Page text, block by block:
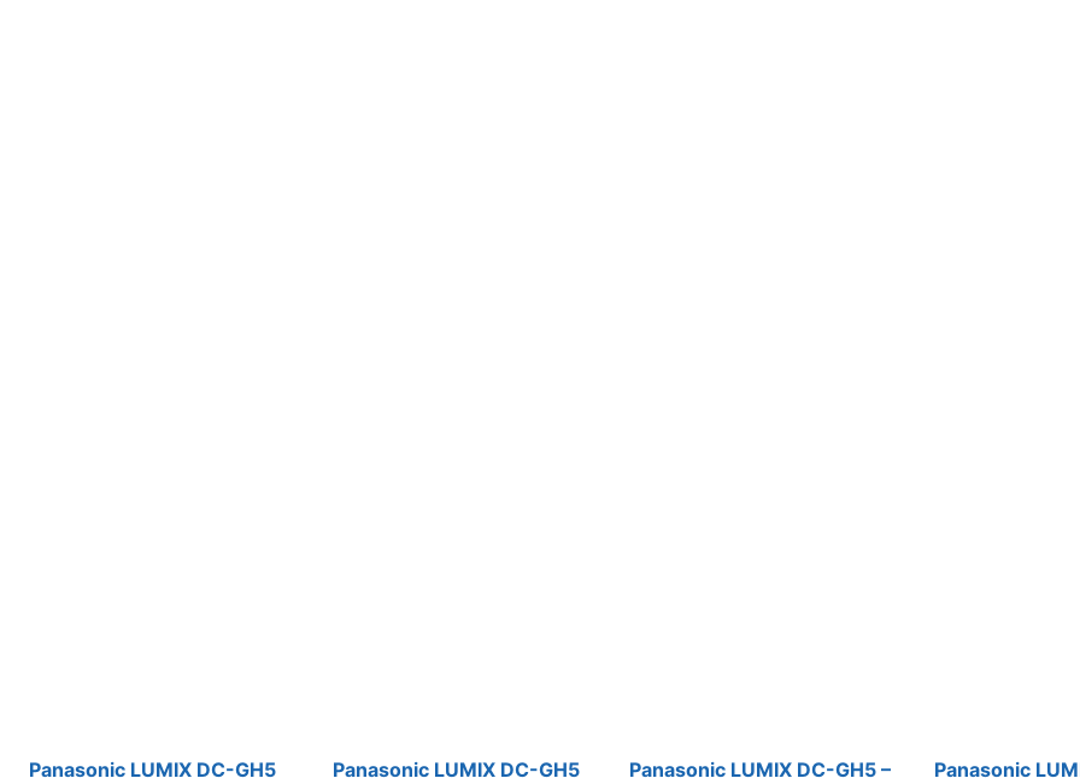
Panasonic LUMIX DC-GH5
Panasonic LUMIX DC-GH5
Panasonic LUMIX DC-GH5 –
Panasonic